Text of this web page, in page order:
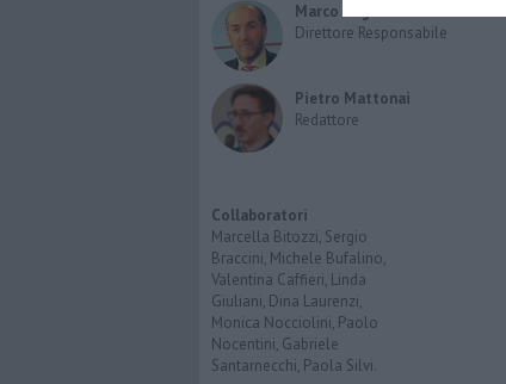
Marco Migli
Direttore Responsabile
Pietro Mattonai
Redattore
Collaboratori
Marcella Bitozzi, Sergio
Braccini, Michele Bufalino,
Valentina Caffieri, Linda
Giuliani, Dina Laurenzi,
Monica Nocciolini, Paolo
Nocentini, Gabriele
Santarnecchi, Paola Silvi.